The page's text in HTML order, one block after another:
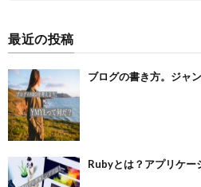
最近の投稿
ブログの書き方。ジャ
Rubyとは？アプリケー